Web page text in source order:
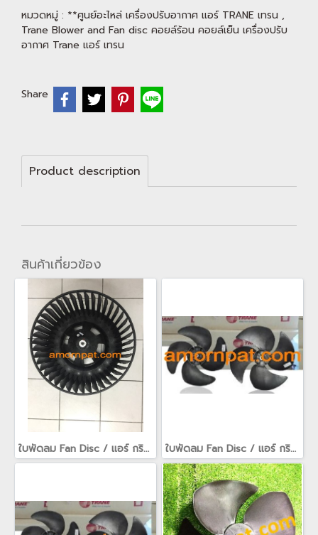
หมวดหมู่ : **ศูนย์อะไหล่ เครื่องปรับอากาศ แอร์ TRANE เทรน ,
Trane Blower and Fan disc คอยล์ร้อน คอยล์เย็น เครื่องปรับ
อากาศ Trane แอร์ เทรน
Share
Product description
สินค้าเกี่ยวข้อง
ใบพัดลม Fan Disc / แอร์ กริลล์ air grille / fan guard สำหรับ เครื่องปรับอากาศ อะไหล่ Trane เทรน(copy) ใบพัดลม Fan Disc / แอร์ กริลล์ air grille / fan guard สำหรับ เครื่องปรับอากาศ อะไหล่ Trane เทรน(copy)